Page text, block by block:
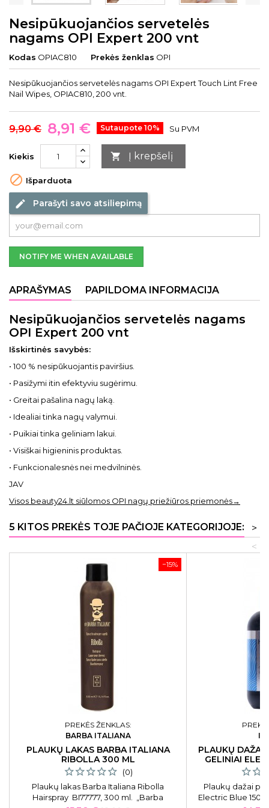
Nesipūkuojančios servetelės
nagams OPI Expert 200 vnt
Kodas OPIAC810 Prekės ženklas OPI
Nesipūkuojančios servetelės nagams OPI Expert Touch Lint Free
Nail Wipes, OPIAC810, 200 vnt.
9,90 € 8,91 € Sutaupote 10% Su PVM
Kiekis  Į krepšelį
 Išparduota
edit Parašyti savo atsiliepimą
NOTIFY ME WHEN AVAILABLE
APRAŠYMAS PAPILDOMA INFORMACIJA
Nesipūkuojančios servetelės nagams
OPI Expert 200 vnt
Išskirtinės savybės:
• 100 % nesipūkuojantis paviršius.
• Pasižymi itin efektyviu sugėrimu.
• Greitai pašalina nagų laką.
• Idealiai tinka nagų valymui.
• Puikiai tinka geliniam lakui.
• Visiškai higieninis produktas.
• Funkcionalesnės nei medvilninės.
JAV
Visos beauty24.lt siūlomos OPI nagų priežiūros priemonės→
5 KITOS PREKĖS TOJE PAČIOJE KATEGORIJOJE:
>
<
−15%
PREKĖS ŽENKLAS:
BARBA ITALIANA
PLAUKŲ LAKAS BARBA ITALIANA
RIBOLLA 300 ML
(0)
Plaukų lakas Barba Italiana Ribolla
Hairspray BI77777, 300 ml. „Barba
PLAUKŲ DAŽAI
GELINIAI
Plaukų dažai
Electric Blue 150